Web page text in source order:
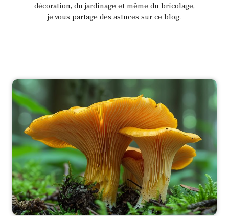
décoration, du jardinage et même du bricolage,
je vous partage des astuces sur ce blog.